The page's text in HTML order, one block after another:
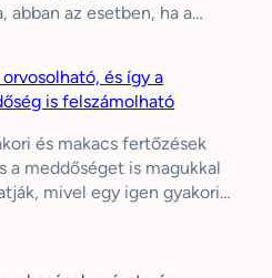
abban az esetben, ha a…
orvosolható, és így a
is felszámolható
és makacs fertőzések
a meddőséget is magukkal
mivel egy igen gyakori…